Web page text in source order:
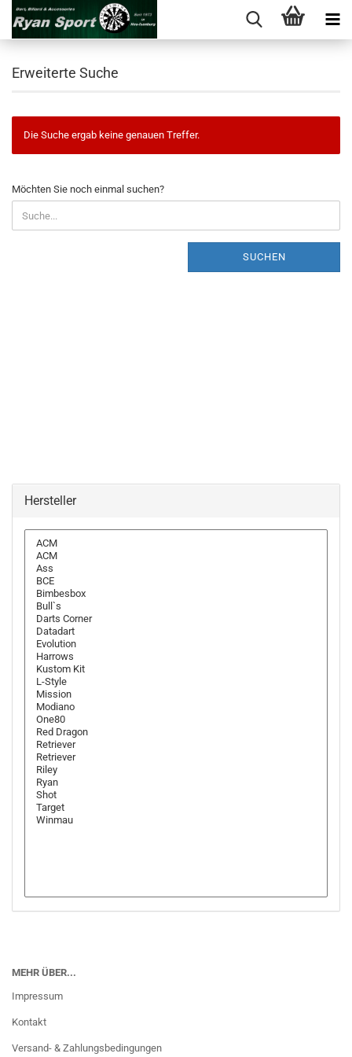
Erweiterte Suche
Die Suche ergab keine genauen Treffer.
MÖCHTEN
SIE
NOCH
EINMAL
Möchten Sie noch einmal suchen?
SUCHEN
Hersteller
MEHR ÜBER...
Impressum
Kontakt
Versand- & Zahlungsbedingungen